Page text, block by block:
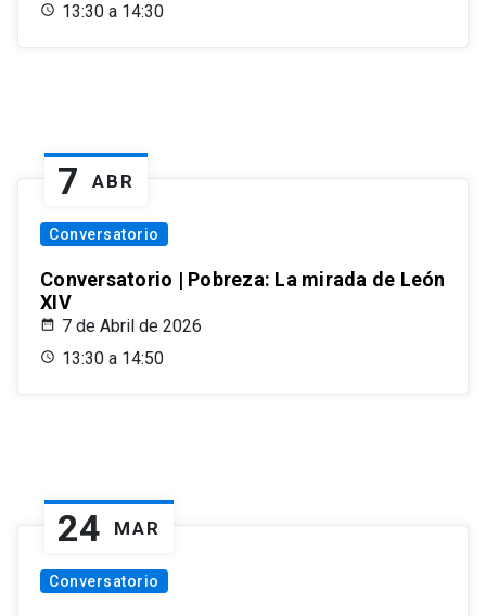
13:30 a 14:30
7 ABR
Conversatorio
Conversatorio | Pobreza: La mirada de León
XIV
7 de Abril de 2026
13:30 a 14:50
24 MAR
Conversatorio